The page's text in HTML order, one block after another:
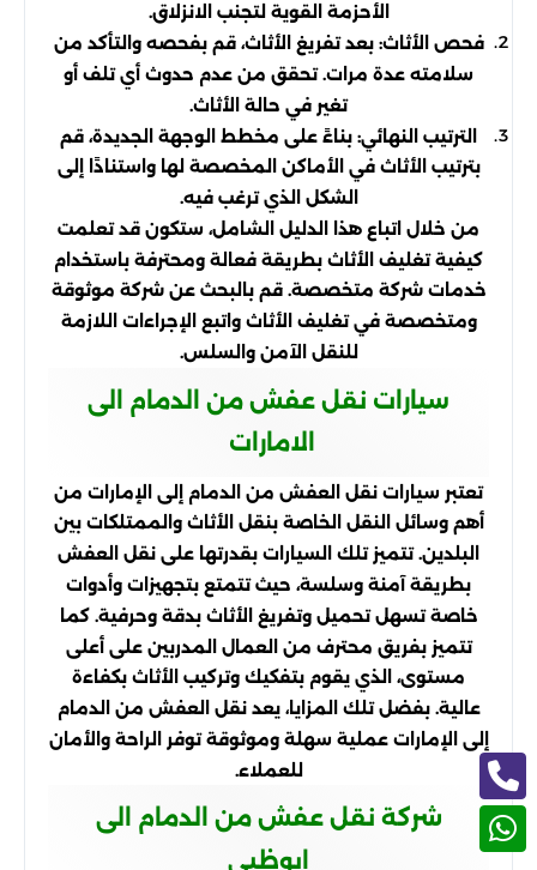
الأحزمة القوية لتجنب الانزلاق.
فحص الأثاث: بعد تفريغ الأثاث، قم بفحصه والتأكد من
سلامته عدة مرات. تحقق من عدم حدوث أي تلف أو
تغير في حالة الأثاث.
الترتيب النهائي: بناءً على مخطط الوجهة الجديدة، قم
بترتيب الأثاث في الأماكن المخصصة لها واستنادًا إلى
الشكل الذي ترغب فيه.
من خلال اتباع هذا الدليل الشامل، ستكون قد تعلمت
كيفية تغليف الأثاث بطريقة فعالة ومحترفة باستخدام
خدمات شركة متخصصة. قم بالبحث عن شركة موثوقة
ومتخصصة في تغليف الأثاث واتبع الإجراءات اللازمة
للنقل الآمن والسلس.
سيارات نقل عفش من الدمام الى
الامارات
تعتبر سيارات نقل العفش من الدمام إلى الإمارات من
أهم وسائل النقل الخاصة بنقل الأثاث والممتلكات بين
البلدين. تتميز تلك السيارات بقدرتها على نقل العفش
بطريقة آمنة وسلسة، حيث تتمتع بتجهيزات وأدوات
خاصة تسهل تحميل وتفريغ الأثاث بدقة وحرفية. كما
تتميز بفريق محترف من العمال المدربين على أعلى
مستوى، الذي يقوم بتفكيك وتركيب الأثاث بكفاءة
عالية. بفضل تلك المزايا، يعد نقل العفش من الدمام
إلى الإمارات عملية سهلة وموثوقة توفر الراحة والأمان
للعملاء.
شركة نقل عفش من الدمام الى
ابوظبي